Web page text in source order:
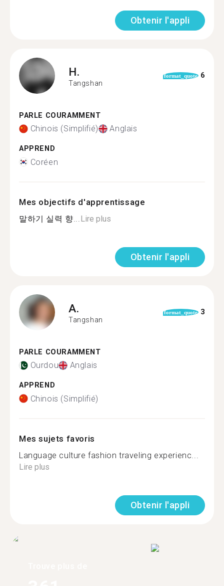
Obtenir l'appli
H.
Tangshan
format_quote 6
PARLE COURAMMENT
Chinois (Simplifié) Anglais
APPREND
Coréen
Mes objectifs d'apprentissage
말하기 실력 향... Lire plus
Obtenir l'appli
A.
Tangshan
format_quote 3
PARLE COURAMMENT
Ourdou Anglais
APPREND
Chinois (Simplifié)
Mes sujets favoris
Language culture fashion traveling experienc...
Lire plus
Obtenir l'appli